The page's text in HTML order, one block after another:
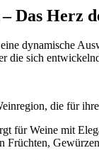
Das Herz
dynamische
die sich
die für
für Weine mit